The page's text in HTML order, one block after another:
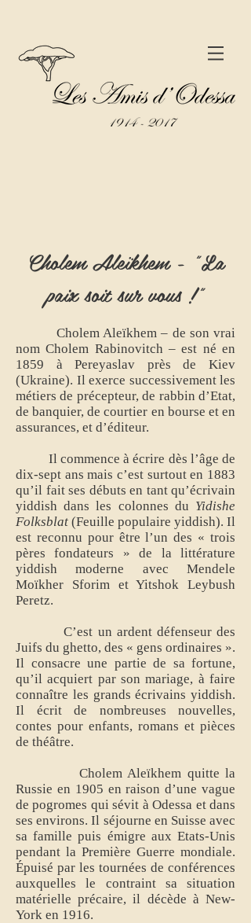
Cholem Aleïkhem - "La
paix soit sur vous !"
Cholem Aleïkhem – de son vrai
nom Cholem Rabinovitch – est né en
1859 à Pereyaslav près de Kiev
(Ukraine). Il exerce successivement les
métiers de précepteur, de rabbin d’Etat,
de banquier, de courtier en bourse et en
assurances, et d’éditeur.
Il commence à écrire dès l’âge de
dix-sept ans mais c’est surtout en 1883
qu’il fait ses débuts en tant qu’écrivain
yiddish dans les colonnes du Yidishe
Folksblat (Feuille populaire yiddish). Il
est reconnu pour être l’un des « trois
pères fondateurs » de la littérature
yiddish moderne avec Mendele
Moïkher Sforim et Yitshok Leybush
Peretz.
C’est un ardent défenseur des
Juifs du ghetto, des « gens ordinaires ».
Il consacre une partie de sa fortune,
qu’il acquiert par son mariage, à faire
connaître les grands écrivains yiddish.
Il écrit de nombreuses nouvelles,
contes pour enfants, romans et pièces
de théâtre.
Cholem Aleïkhem quitte la
Russie en 1905 en raison d’une vague
de pogromes qui sévit à Odessa et dans
ses environs. Il séjourne en Suisse avec
sa famille puis émigre aux Etats-Unis
pendant la Première Guerre mondiale.
Épuisé par les tournées de conférences
auxquelles le contraint sa situation
matérielle précaire, il décède à New-
York en 1916.